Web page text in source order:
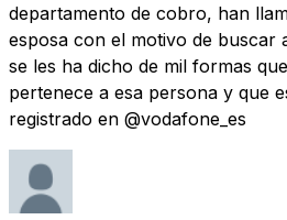
departamento de cobro, han
esposa con el motivo de buscar
se les ha dicho de mil formas
pertenece a esa persona y que
registrado en @vodafone_es